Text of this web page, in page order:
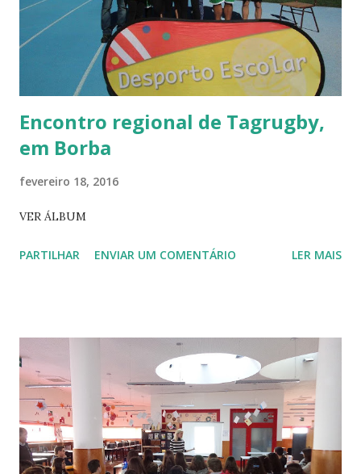
Encontro regional de Tagrugby,
em Borba
fevereiro 18, 2016
VER ÁLBUM
PARTILHAR ENVIAR UM COMENTÁRIO LER MAIS